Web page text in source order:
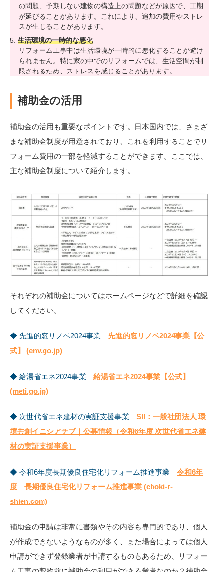
の問題、予期しない建物の構造上の問題などが原因で、工期
が延びることがあります。これにより、追加の費用やストレ
スが生じることがあります。
生活環境の一時的な悪化
リフォーム工事中は生活環境が一時的に悪化することが避け
られません。特に家の中でのリフォームでは、生活空間が制
限されるため、ストレスを感じることがあります。
補助金の活用
補助金の活用も重要なポイントです。日本国内では、さまざ
まな補助金制度が用意されており、これを利用することでリ
フォーム費用の一部を軽減することができます。ここでは、
主な補助金制度について紹介します。
それぞれの補助金についてはホームページなどで詳細を確認
してください。
◆ 先進的窓リノベ2024事業 先進的窓リノベ2024事業【公
式】 (env.go.jp)
◆ 給湯省エネ2024事業 給湯省エネ2024事業【公式】
(meti.go.jp)
◆ 次世代省エネ建材の実証支援事業 SII：一般社団法人 環
境共創イニシアチブ｜公募情報（令和6年度 次世代省エネ建
材の実証支援事業）
◆ 令和6年度長期優良住宅化リフォーム推進事業 令和6年
度 長期優良住宅化リフォーム推進事業 (choki-r-
shien.com)
補助金の申請は非常に書類やその内容も専門的であり、個人
が作成できないようなものが多く、また場合によっては個人
申請ができず登録業者が申請するものもあるため、リフォー